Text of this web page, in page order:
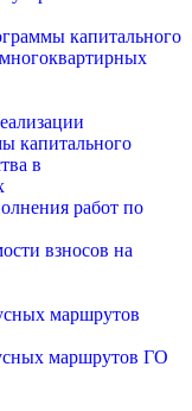
капитального
капитального
в
работ по
взносов на
маршрутов
маршрутов ГО